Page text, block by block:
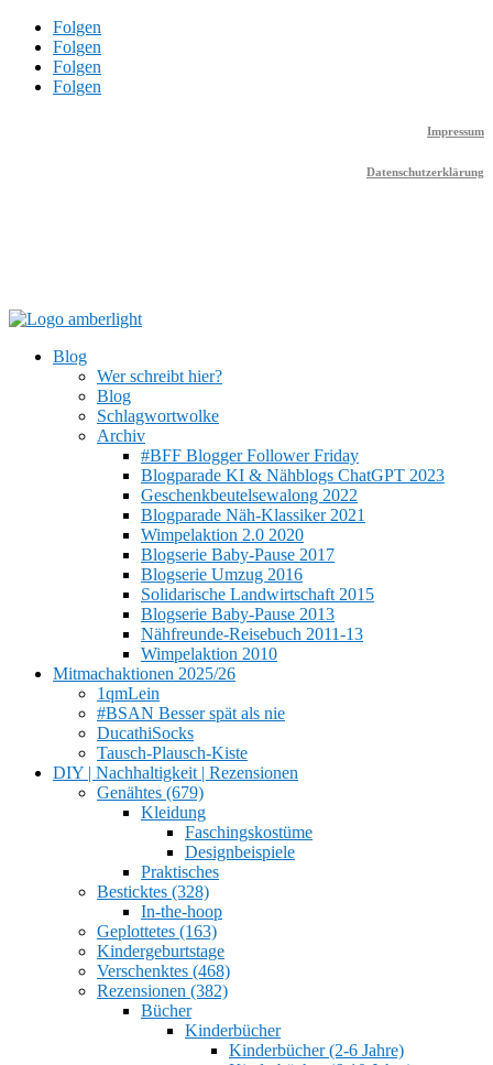
Folgen
Folgen
Folgen
Folgen
Impressum
Datenschutzerklärung
Blog
Wer schreibt hier?
Blog
Schlagwortwolke
Archiv
#BFF Blogger Follower Friday
Blogparade KI & Nähblogs ChatGPT 2023
Geschenkbeutelsewalong 2022
Blogparade Näh-Klassiker 2021
Wimpelaktion 2.0 2020
Blogserie Baby-Pause 2017
Blogserie Umzug 2016
Solidarische Landwirtschaft 2015
Blogserie Baby-Pause 2013
Nähfreunde-Reisebuch 2011-13
Wimpelaktion 2010
Mitmachaktionen 2025/26
1qmLein
#BSAN Besser spät als nie
DucathiSocks
Tausch-Plausch-Kiste
DIY | Nachhaltigkeit | Rezensionen
Genähtes (679)
Kleidung
Faschingskostüme
Designbeispiele
Praktisches
Besticktes (328)
In-the-hoop
Geplottetes (163)
Kindergeburtstage
Verschenktes (468)
Rezensionen (382)
Bücher
Kinderbücher
Kinderbücher (2-6 Jahre)